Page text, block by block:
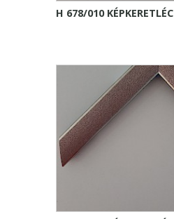
H 678/010 KÉPKERETLÉC